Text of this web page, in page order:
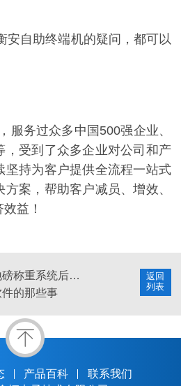
自助终端机的疑问，都可以
务过众多中国500强企业、
，受到了众多企业对公司和产
坚持为客户提供全流程一站式
方案，帮助客户减员、增效、
益！
返回
列表
建材行业用完地磅称重系统后，是这样评价的
的那些事
产品百科
联系我们